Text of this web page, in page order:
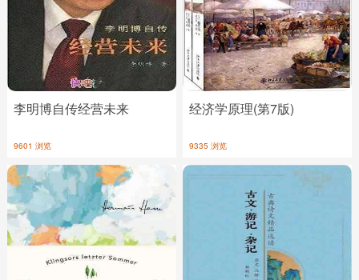
李明博自传经营未来
9601 浏览
经济学原理(第7版)
9335 浏览